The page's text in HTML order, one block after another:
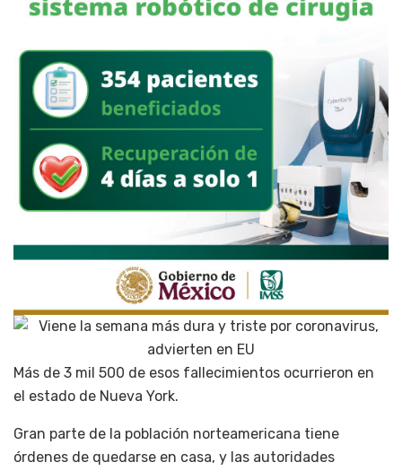
Más de 3 mil 500 de esos fallecimientos ocurrieron en
el estado de Nueva York.
Gran parte de la población norteamericana tiene
órdenes de quedarse en casa, y las autoridades